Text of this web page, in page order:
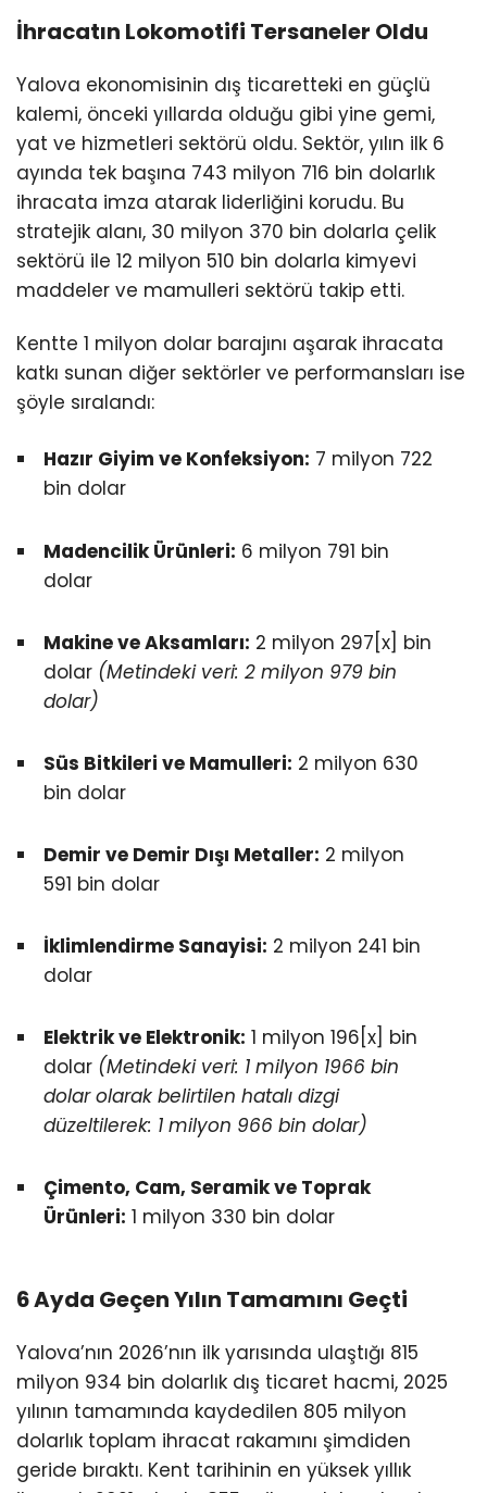
İhracatın Lokomotifi Tersaneler Oldu
Yalova ekonomisinin dış ticaretteki en güçlü
kalemi, önceki yıllarda olduğu gibi yine gemi,
yat ve hizmetleri sektörü oldu. Sektör, yılın ilk 6
ayında tek başına 743 milyon 716 bin dolarlık
ihracata imza atarak liderliğini korudu. Bu
stratejik alanı, 30 milyon 370 bin dolarla çelik
sektörü ile 12 milyon 510 bin dolarla kimyevi
maddeler ve mamulleri sektörü takip etti.
Kentte 1 milyon dolar barajını aşarak ihracata
katkı sunan diğer sektörler ve performansları ise
şöyle sıralandı:
Hazır Giyim ve Konfeksiyon: 7 milyon 722
bin dolar
Madencilik Ürünleri: 6 milyon 791 bin
dolar
Makine ve Aksamları: 2 milyon 297[x] bin
dolar (Metindeki veri: 2 milyon 979 bin
dolar)
Süs Bitkileri ve Mamulleri: 2 milyon 630
bin dolar
Demir ve Demir Dışı Metaller: 2 milyon
591 bin dolar
İklimlendirme Sanayisi: 2 milyon 241 bin
dolar
Elektrik ve Elektronik: 1 milyon 196[x] bin
dolar (Metindeki veri: 1 milyon 1966 bin
dolar olarak belirtilen hatalı dizgi
düzeltilerek: 1 milyon 966 bin dolar)
Çimento, Cam, Seramik ve Toprak
Ürünleri: 1 milyon 330 bin dolar
6 Ayda Geçen Yılın Tamamını Geçti
Yalova’nın 2026’nın ilk yarısında ulaştığı 815
milyon 934 bin dolarlık dış ticaret hacmi, 2025
yılının tamamında kaydedilen 805 milyon
dolarlık toplam ihracat rakamını şimdiden
geride bıraktı. Kent tarihinin en yüksek yıllık